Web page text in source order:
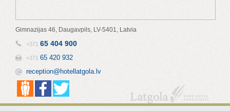
Gimnazijas 46, Daugavpils, LV-5401, Latvia
+371 65 404 900
+371 65 420 932
reception@hotellatgola.lv